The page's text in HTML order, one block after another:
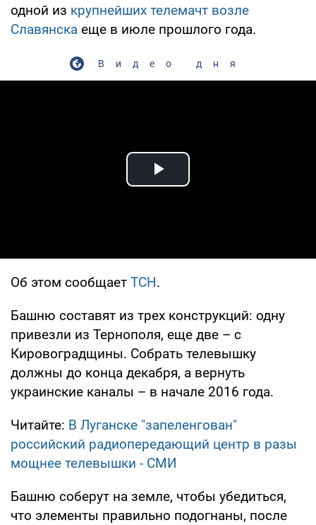
одной из крупнейших телемачт возле
Славянска еще в июле прошлого года.
Видео дня
Play Video
Об этом сообщает ТСН.
Башню составят из трех конструкций: одну
привезли из Тернополя, еще две – с
Кировоградщины. Собрать телевышку
должны до конца декабря, а вернуть
украинские каналы – в начале 2016 года.
Читайте: В Луганске "запеленгован"
российский радиопередающий центр в разы
мощнее телевышки - СМИ
Башню соберут на земле, чтобы убедиться,
что элементы правильно подогнаны, после